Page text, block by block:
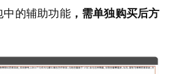
中的辅助功能，需单独购买后方